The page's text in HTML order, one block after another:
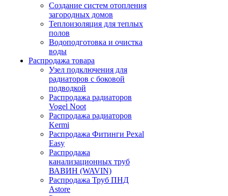
Создание систем отопления
загородных домов
Теплоизоляция для теплых
полов
Водоподготовка и очистка
воды
Распродажа товара
Узел подключения для
радиаторов с боковой
подводкой
Распродажа радиаторов
Vogel Noot
Распродажа радиаторов
Kermi
Распродажа Фитинги Pexal
Easy
Распродажа
канализационных труб
ВАВИН (WAVIN)
Распродажа Труб ПНД
Astore